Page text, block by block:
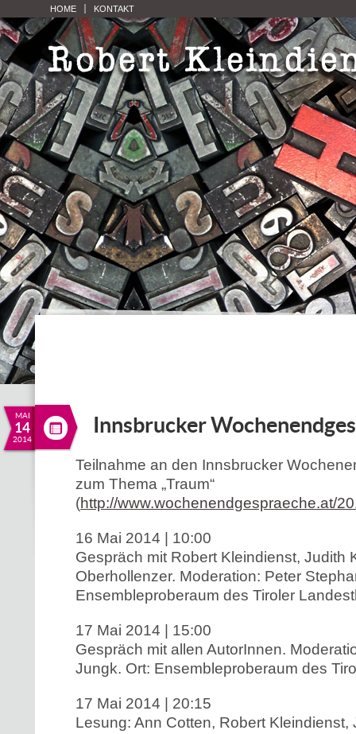
HOME KONTAKT
MAI
14
2014
Innsbrucker
Teilnahme an den Innsbrucker
zum Thema „Traum“
(http://www.wochenendgespraeche.at/
16 Mai 2014 | 10:00
Gespräch mit Robert Kleindienst, Judith
Oberhollenzer. Moderation: Peter
Ensembleproberaum des Tiroler
17 Mai 2014 | 15:00
Gespräch mit allen AutorInnen.
Jungk. Ort: Ensembleproberaum des
17 Mai 2014 | 20:15
Lesung: Ann Cotten, Robert Kleindienst,